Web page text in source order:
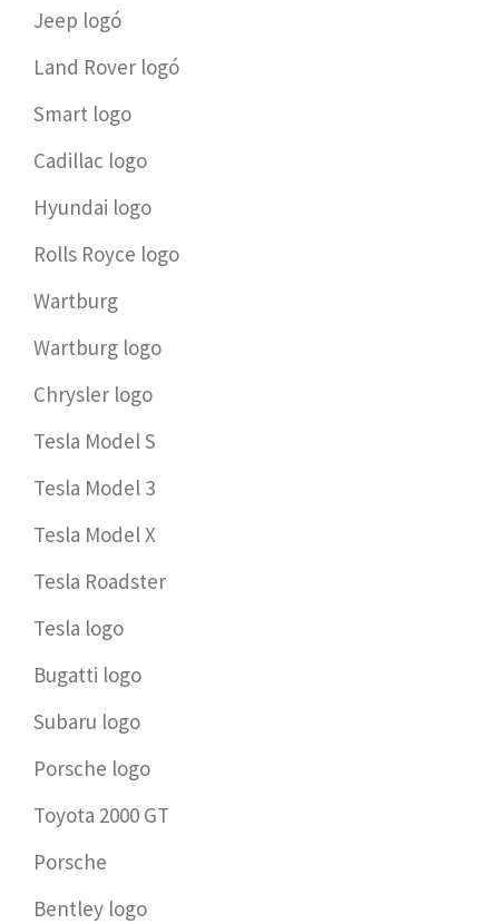
Jeep logó
Land Rover logó
Smart logo
Cadillac logo
Hyundai logo
Rolls Royce logo
Wartburg
Wartburg logo
Chrysler logo
Tesla Model S
Tesla Model 3
Tesla Model X
Tesla Roadster
Tesla logo
Bugatti logo
Subaru logo
Porsche logo
Toyota 2000 GT
Porsche
Bentley logo